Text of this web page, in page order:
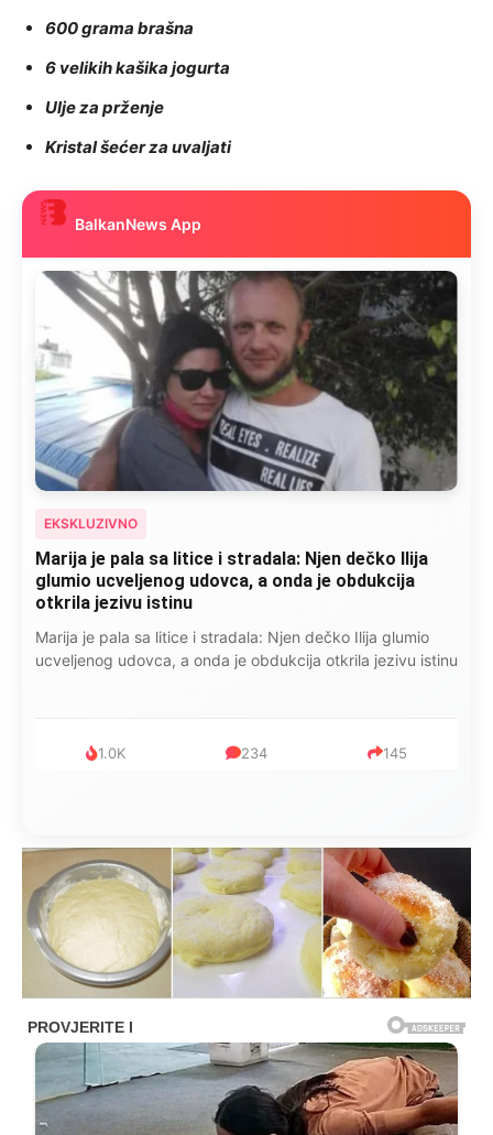
600 grama brašna
6 velikih kašika jogurta
Ulje za prženje
Kristal šećer za uvaljati
BalkanNews App
EKSKLUZIVNO
Marija je pala sa litice i stradala: Njen dečko Ilija
glumio ucveljenog udovca, a onda je obdukcija
otkrila jezivu istinu
Marija je pala sa litice i stradala: Njen dečko Ilija glumio
ucveljenog udovca, a onda je obdukcija otkrila jezivu istinu
1.0K 234 145